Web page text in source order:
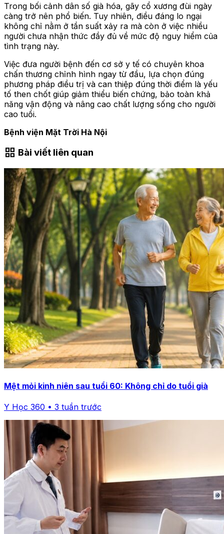
Trong bối cảnh dân số già hóa, gãy cổ xương đùi ngày
càng trở nên phổ biến. Tuy nhiên, điều đáng lo ngại
không chỉ nằm ở tần suất xảy ra mà còn ở việc nhiều
người chưa nhận thức đầy đủ về mức độ nguy hiểm của
tình trạng này.
Việc đưa người bệnh đến cơ sở y tế có chuyên khoa
chấn thương chỉnh hình ngay từ đầu, lựa chọn đúng
phương pháp điều trị và can thiệp đúng thời điểm là yếu
tố then chốt giúp giảm thiểu biến chứng, bảo toàn khả
năng vận động và nâng cao chất lượng sống cho người
cao tuổi.
Bệnh viện Mặt Trời Hà Nội
grid_view Bài viết liên quan
Mệt mỏi kinh niên sau tuổi 60: Không chỉ do tuổi già
Y Học 360 • 3 tuần trước